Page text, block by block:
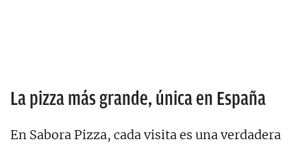
La pizza más grande, única en España
En Sabora Pizza, cada visita es una verdadera